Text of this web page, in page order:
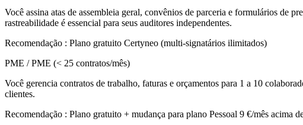
Você assina atas de assembleia geral, convênios de parceria e formulários de
rastreabilidade é essencial para seus auditores independentes.
Recomendação : Plano gratuito Certyneo (multi-signatários ilimitados)
PME / PME (< 25 contratos/mês)
Você gerencia contratos de trabalho, faturas e orçamentos para 1 a 10
clientes.
Recomendação : Plano gratuito + mudança para plano Pessoal 9 €/mês acima